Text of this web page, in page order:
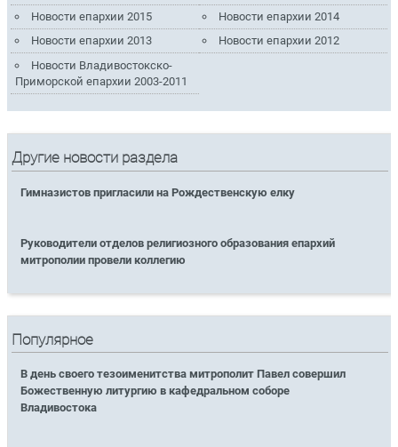
Новости епархии 2015
Новости епархии 2014
Новости епархии 2013
Новости епархии 2012
Новости Владивостокско-
Приморской епархии 2003-2011
Другие новости раздела
Гимназистов пригласили на Рождественскую елку
Руководители отделов религиозного образования епархий
митрополии провели коллегию
Популярное
В день своего тезоименитства митрополит Павел совершил
Божественную литургию в кафедральном соборе
Владивостока